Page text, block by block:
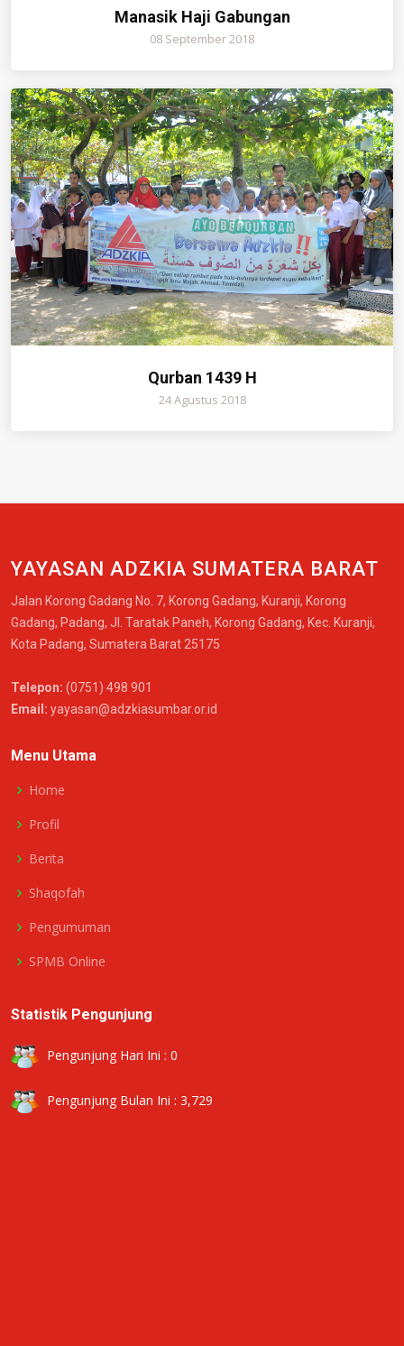
Manasik Haji Gabungan
08 September 2018
Qurban 1439 H
24 Agustus 2018
YAYASAN ADZKIA SUMATERA BARAT
Jalan Korong Gadang No. 7, Korong Gadang, Kuranji, Korong
Gadang, Padang, Jl. Taratak Paneh, Korong Gadang, Kec. Kuranji,
Kota Padang, Sumatera Barat 25175
Telepon: (0751) 498 901
Email: yayasan@adzkiasumbar.or.id
Menu Utama
Home
Profil
Berita
Shaqofah
Pengumuman
SPMB Online
Statistik Pengunjung
Pengunjung Hari Ini : 0
Pengunjung Bulan Ini : 3,729